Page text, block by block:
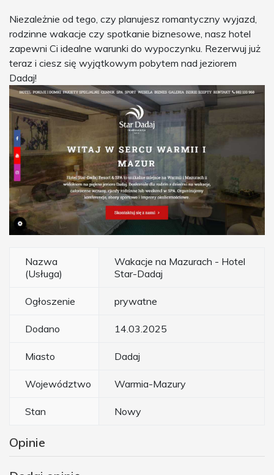
Niezależnie od tego, czy planujesz romantyczny wyjazd,
rodzinne wakacje czy spotkanie biznesowe, nasz hotel
zapewni Ci idealne warunki do wypoczynku. Rezerwuj już
teraz i ciesz się wyjątkowym pobytem nad jeziorem
Dadaj!
Nazwa
(Usługa)
Wakacje na Mazurach - Hotel
Star-Dadaj
Ogłoszenie prywatne
Dodano 14.03.2025
Miasto Dadaj
Województwo Warmia-Mazury
Stan Nowy
Opinie